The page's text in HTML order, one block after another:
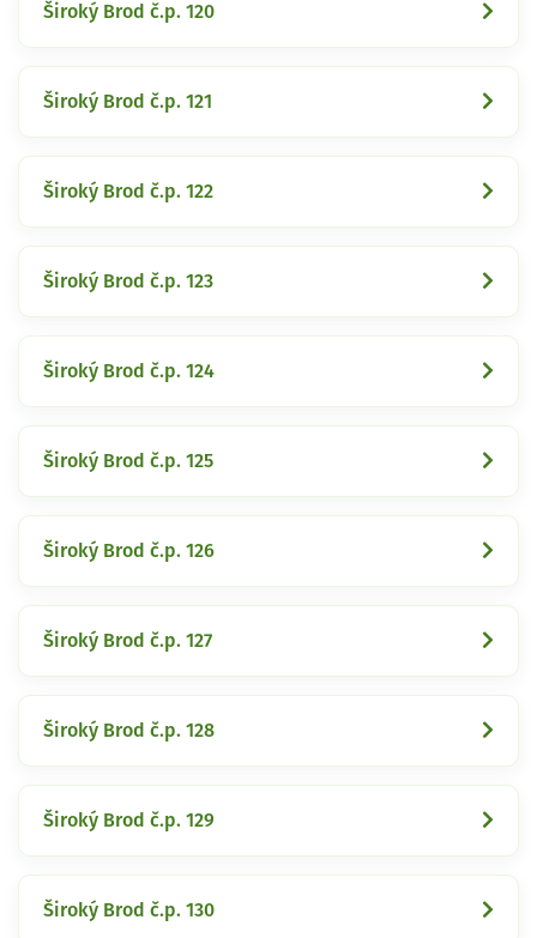
Široký Brod č.p. 120
Široký Brod č.p. 121
Široký Brod č.p. 122
Široký Brod č.p. 123
Široký Brod č.p. 124
Široký Brod č.p. 125
Široký Brod č.p. 126
Široký Brod č.p. 127
Široký Brod č.p. 128
Široký Brod č.p. 129
Široký Brod č.p. 130